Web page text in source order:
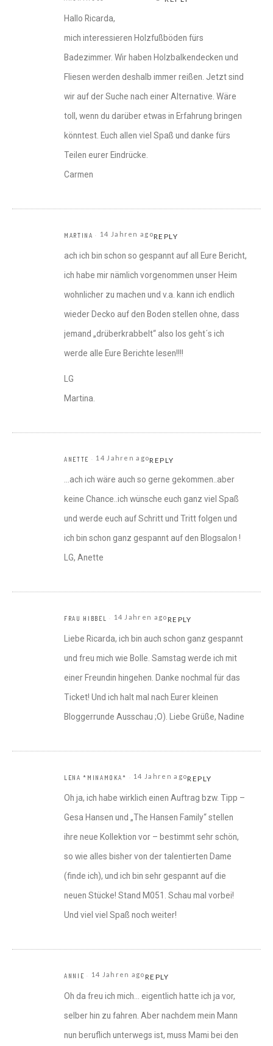
Hallo Ricarda,
mich interessieren Holzfußböden fürs
Badezimmer. Wir haben Holzbalkendecken und
Fliesen werden deshalb immer reißen. Jetzt sind
wir auf der Suche nach einer Alternative. Wäre
toll, wenn du darüber etwas in Erfahrung bringen
könntest. Euch allen viel Spaß und danke fürs
Teilen eurer Eindrücke.
Carmen
MARTINA 14 Jahren agoREPLY
ach ich bin schon so gespannt auf all Eure Bericht,
ich habe mir nämlich vorgenommen unser Heim
wohnlicher zu machen und v.a. kann ich endlich
wieder Decko auf den Boden stellen ohne, dass
jemand „drüberkrabbelt“ also los geht´s ich
werde alle Eure Berichte lesen!!!!
LG
Martina.
ANETTE 14 Jahren agoREPLY
…ach ich wäre auch so gerne gekommen..aber
keine Chance..ich wünsche euch ganz viel Spaß
und werde euch auf Schritt und Tritt folgen und
ich bin schon ganz gespannt auf den Blogsalon !
LG, Anette
FRAU HIBBEL 14 Jahren agoREPLY
Liebe Ricarda, ich bin auch schon ganz gespannt
und freu mich wie Bolle. Samstag werde ich mit
einer Freundin hingehen. Danke nochmal für das
Ticket! Und ich halt mal nach Eurer kleinen
Bloggerrunde Ausschau ;O). Liebe Grüße, Nadine
LENA *MINAMOKA* 14 Jahren agoREPLY
Oh ja, ich habe wirklich einen Auftrag bzw. Tipp –
Gesa Hansen und „The Hansen Family“ stellen
ihre neue Kollektion vor – bestimmt sehr schön,
so wie alles bisher von der talentierten Dame
(finde ich), und ich bin sehr gespannt auf die
neuen Stücke! Stand M051. Schau mal vorbei!
Und viel viel Spaß noch weiter!
ANNIE 14 Jahren agoREPLY
Oh da freu ich mich… eigentlich hatte ich ja vor,
selber hin zu fahren. Aber nachdem mein Mann
nun beruflich unterwegs ist, muss Mami bei den